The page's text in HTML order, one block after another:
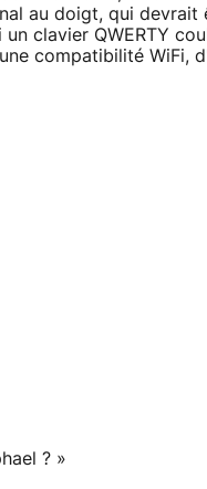
au doigt, qui devrait
clavier QWERTY
compatibilité WiFi,
? »